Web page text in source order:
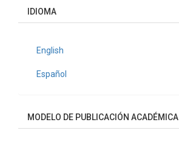
IDIOMA
English
Español
MODELO DE PUBLICACIÓN ACADÉMICA